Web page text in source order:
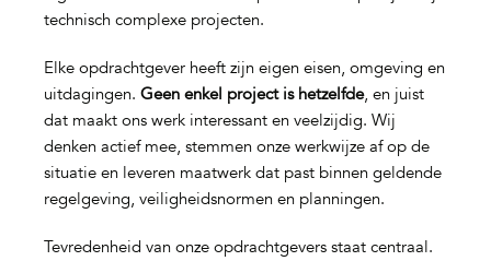
technisch complexe projecten.
Elke opdrachtgever heeft zijn eigen eisen, omgeving en
uitdagingen. Geen enkel project is hetzelfde, en juist
dat maakt ons werk interessant en veelzijdig. Wij
denken actief mee, stemmen onze werkwijze af op de
situatie en leveren maatwerk dat past binnen geldende
regelgeving, veiligheidsnormen en planningen.
Tevredenheid van onze opdrachtgevers staat centraal.